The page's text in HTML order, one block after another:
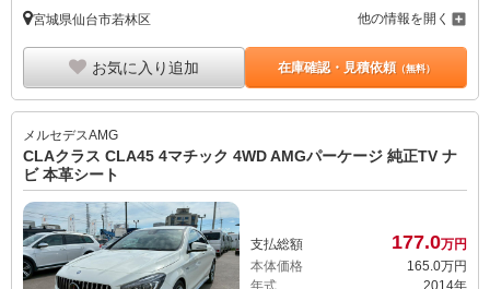
宮城県仙台市若林区 他の情報を開く
お気に入り追加 在庫確認・見積依頼（無料）
メルセデスAMG
CLAクラス CLA45 4マチック 4WD AMGパーケージ 純正TV ナ
ビ 本革シート
支払総額 177.0万円
本体価格
165.0万円
年式
2014年